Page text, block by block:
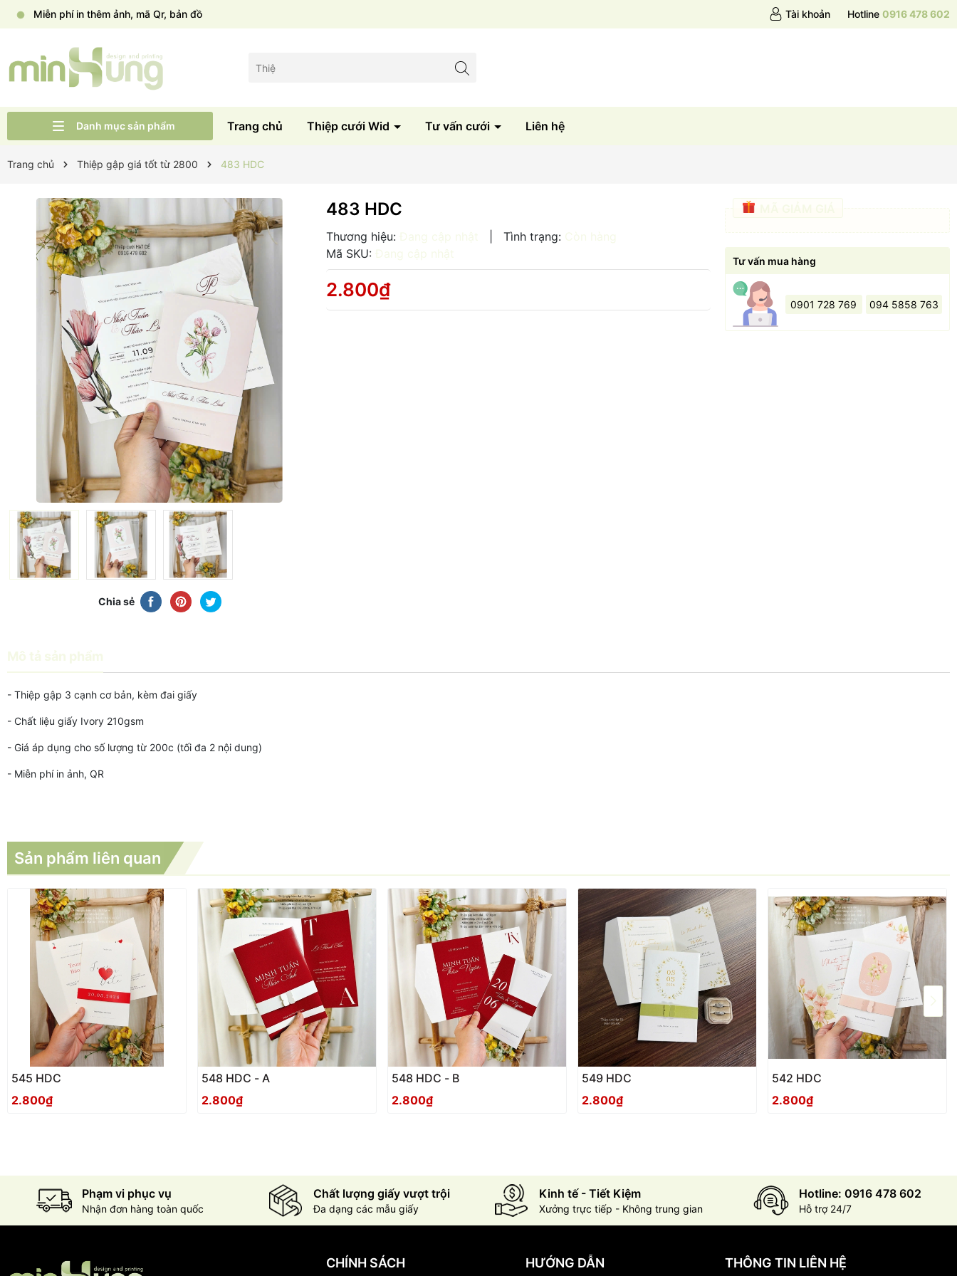
Miễn phí in thêm ảnh, mã Qr, bản đồ Tài khoản Hotline 0916 478 602
Danh mục sản phẩm Trang chủ Thiệp cưới Wid Tư vấn cưới Liên hệ
Trang chủ Thiệp gập giá tốt từ 2800 483 HDC
Chia sẻ
483 HDC
Thương hiệu: Đang cập nhật Tình trạng: Còn hàng
Mã SKU: Đang cập nhật
2.800₫
Tư vấn mua hàng
0901 728 769 094 5858 763
Mô tả sản phẩm
- Thiệp gập 3 cạnh cơ bản, kèm đai giấy
- Chất liệu giấy Ivory 210gsm
- Giá áp dụng cho số lượng từ 200c (tối đa 2 nội dung)
- Miễn phí in ảnh, QR
Sản phẩm liên quan
545 HDC
2.800₫
548 HDC - A
2.800₫
548 HDC - B
2.800₫
549 HDC
2.800₫
542 HDC
2.800₫
Phạm vi phục vụ
Nhận đơn hàng toàn quốc
Chất lượng giấy vượt trội
Đa dạng các mẫu giấy
Kinh tế - Tiết Kiệm
Xưởng trực tiếp - Không trung gian
Hotline: 0916 478 602
Hỗ trợ 24/7
CHÍNH SÁCH HƯỚNG DẪN THÔNG TIN LIÊN HỆ